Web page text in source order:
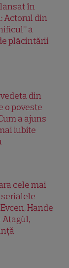
în
Actorul din
a
plăcintării
din
o poveste
a ajuns
iubite
cele mai
Hande
Atagül,